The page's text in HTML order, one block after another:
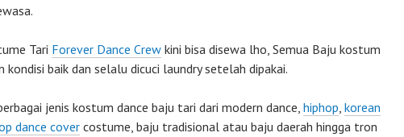
Tari Forever Dance Crew kini bisa disewa lho, Semua Baju kostum
kondisi baik dan selalu dicuci laundry setelah dipakai.
jenis kostum dance baju tari dari modern dance, hiphop, korean
dance covercostume, baju tradisional atau baju daerah hingga tron